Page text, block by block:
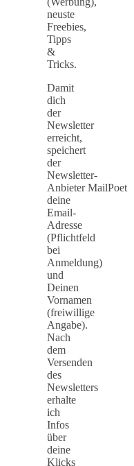
neuste
Freebies,
Tipps
&
Tricks.
Damit
dich
der
Newsletter
erreicht,
speichert
der
Newsletter-
Anbieter MailPoet
deine
Email-
Adresse
(Pflichtfeld
bei
Anmeldung)
und
Deinen
Vornamen
(freiwillige
Angabe).
Nach
dem
Versenden
des
Newsletters
erhalte
ich
Infos
über
deine
Klicks